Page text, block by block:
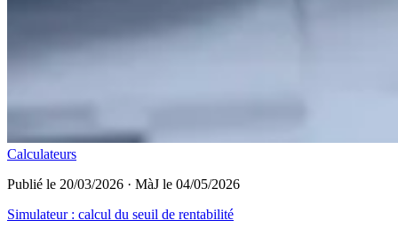
Calculateurs
Publié le 20/03/2026 · MàJ le 04/05/2026
Simulateur : calcul du seuil de rentabilité